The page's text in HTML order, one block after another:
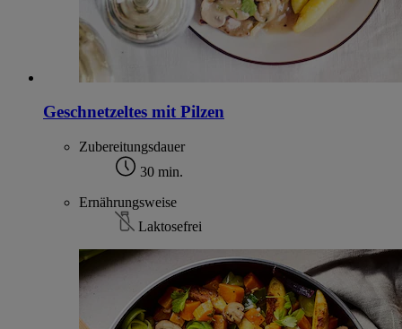
Geschnetzeltes mit Pilzen
Zubereitungsdauer
30 min.
Ernährungsweise
Laktosefrei